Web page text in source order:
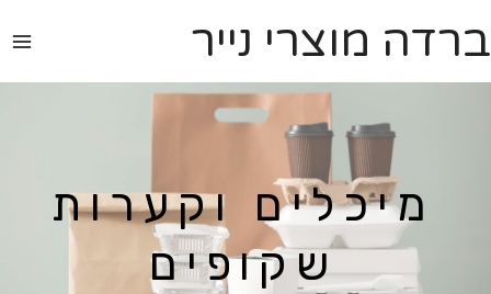
ברדה מוצרי נייר
מיכלים וקערות
שקופים